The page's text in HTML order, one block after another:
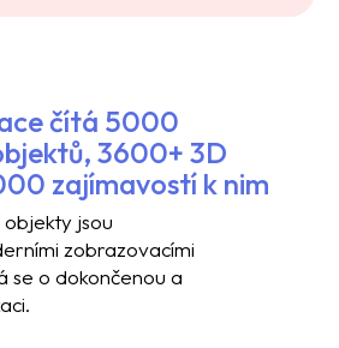
čítá 5000
3600+ 3D
zajímavostí k nim
jsou
zobrazovacími
se o dokončenou a